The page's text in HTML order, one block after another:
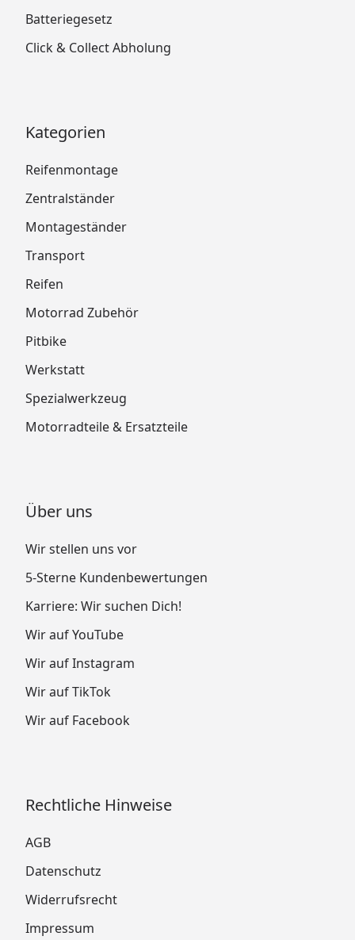
Batteriegesetz
Click & Collect Abholung
Kategorien
Reifenmontage
Zentralständer
Montageständer
Transport
Reifen
Motorrad Zubehör
Pitbike
Werkstatt
Spezialwerkzeug
Motorradteile & Ersatzteile
Über uns
Wir stellen uns vor
5-Sterne Kundenbewertungen
Karriere: Wir suchen Dich!
Wir auf YouTube
Wir auf Instagram
Wir auf TikTok
Wir auf Facebook
Rechtliche Hinweise
AGB
Datenschutz
Widerrufsrecht
Impressum